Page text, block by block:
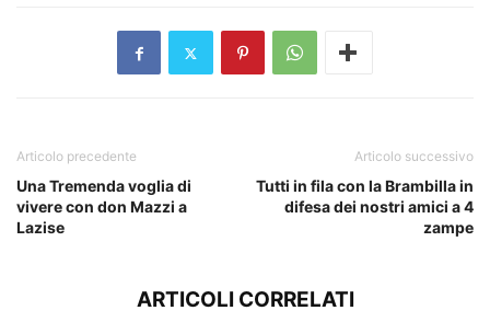
Articolo precedente
Una Tremenda voglia di
vivere con don Mazzi a
Lazise
Articolo successivo
Tutti in fila con la Brambilla in
difesa dei nostri amici a 4
zampe
ARTICOLI CORRELATI